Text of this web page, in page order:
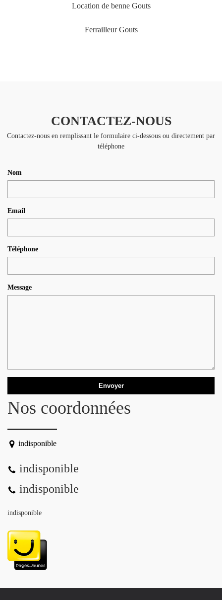
Location de benne Gouts
Ferrailleur Gouts
CONTACTEZ-NOUS
Contactez-nous en remplissant le formulaire ci-dessous ou directement par
téléphone
Nom
Email
Téléphone
Message
Nos coordonnées
indisponible
indisponible
indisponible
indisponible